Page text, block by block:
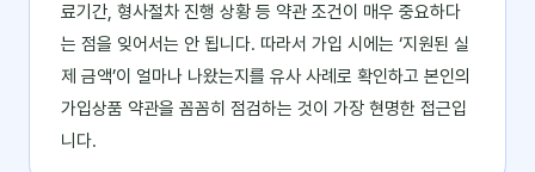
료기간, 형사절차 진행 상황 등 약관 조건이 매우 중요하다
는 점을 잊어서는 안 됩니다. 따라서 가입 시에는 ‘지원된 실
제 금액’이 얼마나 나왔는지를 유사 사례로 확인하고 본인의
가입상품 약관을 꼼꼼히 점검하는 것이 가장 현명한 접근입
니다.